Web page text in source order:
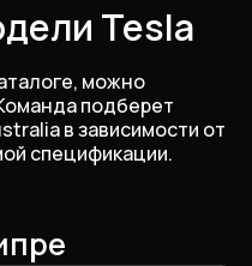
Tesla
можно
подберет
в зависимости от
спецификации.